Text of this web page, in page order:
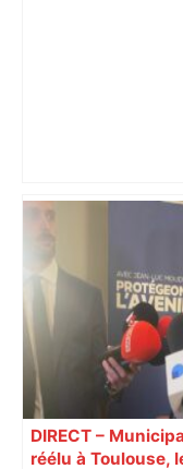
"C’est l’une des
fréquentations
est-elle la
ladepeche.fr
DIRECT –
réélu à Toulouse,